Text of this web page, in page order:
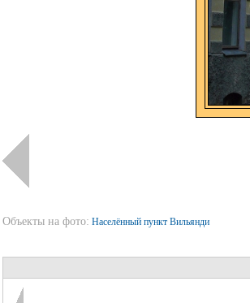
Объекты на фото: Населённый пункт Вильянди